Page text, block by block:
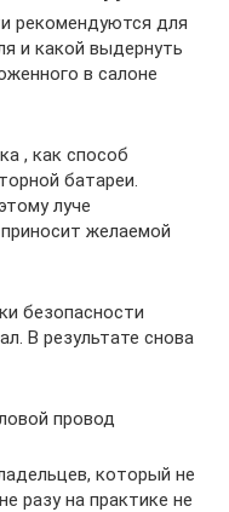
рекомендуются для
и какой выдернуть
в салоне
, как способ
батареи.
луче
желаемой
безопасности
В результате снова
провод
который не
разу на практике не